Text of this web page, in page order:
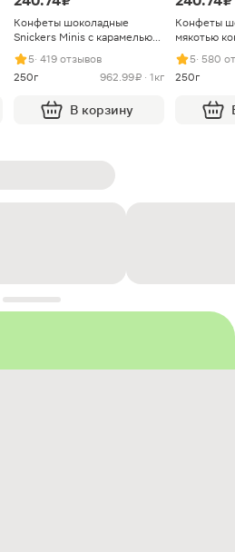
Конфеты шоколадные
Snickers Minis с карамелью
арахисом и нугой
5· 419 отзывов
250г
962.99 ₽ · 1кг
В корзину
Конфеты
мякотью
5· 580
250г